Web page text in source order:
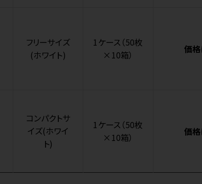
フリーサイズ
(ホワイト)
1ケース（50枚
×10箱）
価
コンパクトサ
イズ(ホワイ
ト)
1ケース（50枚
×10箱）
価